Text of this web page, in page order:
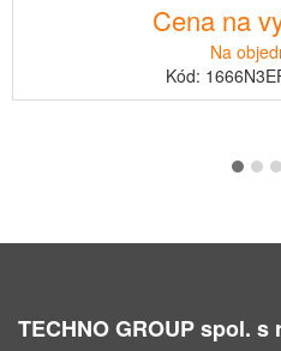
Cena na
Na
Kód:
TECHNO GROUP spol. s